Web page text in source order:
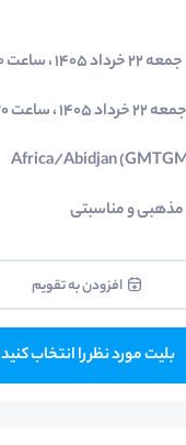
جمعه ۲۲ خرداد ۱۴۰۵ ، ساعت ۱۰:۳۰
جمعه ۲۲ خرداد ۱۴۰۵ ، ساعت ۱۲:۳۰
Africa/Abidjan
مذهبی و مناسبتی
افزودن به تقویم
بلیت مورد نظر را انتخاب